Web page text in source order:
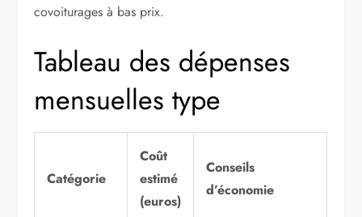
covoiturages à bas prix.
Tableau des dépenses
mensuelles type
Catégorie
Coût
estimé
(euros)
Conseils
d’économie